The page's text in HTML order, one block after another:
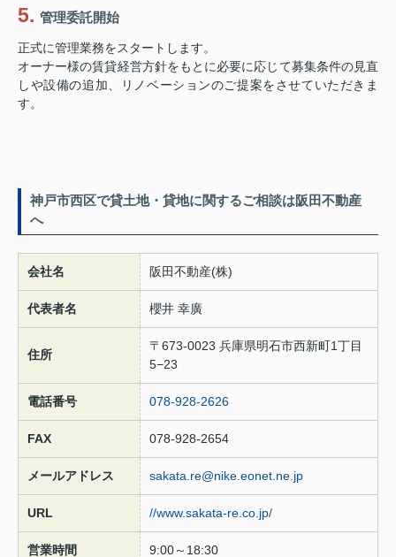
管理委託開始
正式に管理業務をスタートします。
オーナー様の賃貸経営方針をもとに必要に応じて募集条件の見直
しや設備の追加、リノベーションのご提案をさせていただきま
す。
神戸市西区で貸土地・貸地に関するご相談は阪田不動産
へ
会社名 阪田不動産(株)
代表者名 櫻井 幸廣
住所
〒673-0023 兵庫県明石市西新町1丁目
5−23
電話番号 078-928-2626
FAX 078-928-2654
メールアドレス sakata.re@nike.eonet.ne.jp
URL //www.sakata-re.co.jp/
営業時間 9:00～18:30